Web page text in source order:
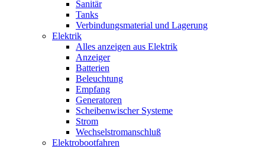
Sanitär
Tanks
Verbindungsmaterial und Lagerung
Elektrik
Alles anzeigen aus Elektrik
Anzeiger
Batterien
Beleuchtung
Empfang
Generatoren
Scheibenwischer Systeme
Strom
Wechselstromanschluß
Elektrobootfahren